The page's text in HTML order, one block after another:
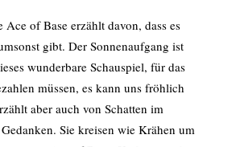
Ace of Base erzählt davon, dass es
gibt. Der Sonnenaufgang ist
wunderbare Schauspiel, für das
müssen, es kann uns fröhlich
aber auch von Schatten im
Sie kreisen wie Krähen um